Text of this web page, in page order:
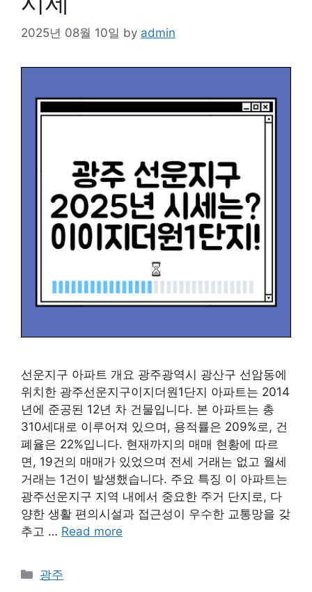
2025년 08월 10일 by admin
선운지구 아파트 개요 광주광역시 광산구 선암동에
위치한 광주선운지구이지더원1단지 아파트는 2014
년에 준공된 12년 차 건물입니다. 본 아파트는 총
310세대로 이루어져 있으며, 용적률은 209%로, 건
폐율은 22%입니다. 현재까지의 매매 현황에 따르
면, 19건의 매매가 있었으며 전세 거래는 없고 월세
거래는 1건이 발생했습니다. 주요 특징 이 아파트는
광주선운지구 지역 내에서 중요한 주거 단지로, 다
양한 생활 편의시설과 접근성이 우수한 교통망을 갖
추고 … Read more
Categories
광주